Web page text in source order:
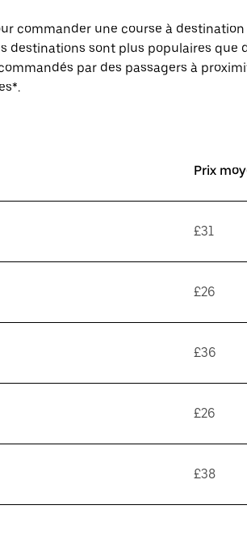
commander une course à
destinations sont plus populaires que
par des passagers à
Prix
£31
£26
£36
£26
£38